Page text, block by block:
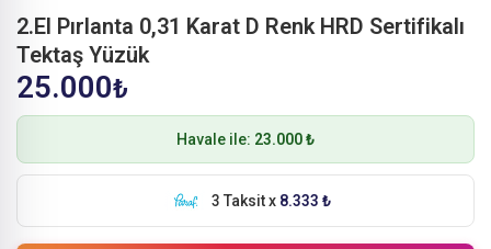
2.El Pırlanta 0,31 Karat D Renk HRD Sertifikalı
Tektaş Yüzük
25.000₺
Havale ile: 23.000 ₺
3 Taksit x 8.333 ₺